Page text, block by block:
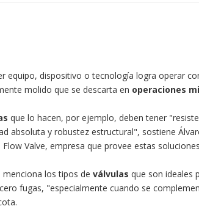
equipo, dispositivo o tecnología logra operar
molido que se descarta en operaciones
que lo hacen, por ejemplo, deben tener
absoluta y robustez estructural", sostiene
Flow Valve, empresa que provee estas
menciona los tipos de válvulas que son ideales
fugas, "especialmente cuando se